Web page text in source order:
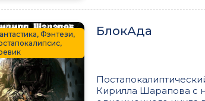
Фэнтези,
БлокАда
Кирилла Шарапова с